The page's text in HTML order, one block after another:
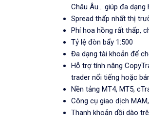
Châu Âu... giúp đa
Spread thấp nhất thị
Phí hoa hồng rất thấp,
Tỷ lệ đòn bẩy 1:500
Đa dạng tài khoản để
Hỗ trợ tính năng
trader nổi tiếng hoặc
Nền tảng MT4, MT5,
Công cụ giao dịch
Thanh khoản dồi dào